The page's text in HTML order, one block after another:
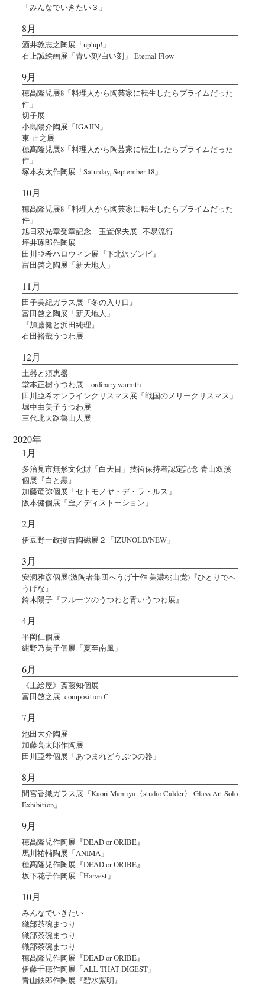
「みんなでいきたい３」
8月
酒井敦志之陶展「up!up!」
石上誠絵画展「青い刻/白い刻」-Eternal Flow-
9月
穂髙隆児展8「料理人から陶芸家に転生したらプライムだった
件」
切子展
小島陽介陶展「IGAJIN」
東 正之展
穂髙隆児展8「料理人から陶芸家に転生したらプライムだった
件」
塚本友太作陶展「Saturday, September 18」
10月
穂髙隆児展8「料理人から陶芸家に転生したらプライムだった
件」
旭日双光章受章記念 玉置保夫展 _不易流行_
坪井琢郎作陶展
田川亞希ハロウィン展『下北沢ゾンビ』
富田啓之陶展「新天地人」
11月
田子美紀ガラス展『冬の入り口』
富田啓之陶展「新天地人」
『加藤健と浜田純理』
石田裕哉うつわ展
12月
土器と須恵器
堂本正樹うつわ展 ordinary warmth
田川亞希オンラインクリスマス展「戦国のメリークリスマス」
堀中由美子うつわ展
三代北大路魯山人展
2020年
1月
多治見市無形文化財「白天目」技術保持者認定記念 青山双溪
個展『白と黒』
加藤竜弥個展「セトモノヤ・デ・ラ・ルス」
阪本健個展「歪／ディストーション」
2月
伊豆野一政擬古陶磁展２「IZUNOLD/NEW」
3月
安洞雅彦個展(激陶者集団へうげ十作 美濃桃山党)『ひとりでへ
うげな』
鈴木陽子『フルーツのうつわと青いうつわ展』
4月
平岡仁個展
紺野乃芙子個展「夏至南風」
6月
《上絵屋》斎藤知個展
富田啓之展 -composition C-
7月
池田大介陶展
加藤亮太郎作陶展
田川亞希個展「あつまれどうぶつの器」
8月
間宮香織ガラス展『Kaori Mamiya〈studio Calder〉 Glass Art Solo
Exhibition』
9月
穂髙隆児作陶展『DEAD or ORIBE』
馬川祐輔陶展「ANIMA」
穂髙隆児作陶展『DEAD or ORIBE』
坂下花子作陶展「Harvest」
10月
みんなでいきたい
織部茶碗まつり
織部茶碗まつり
織部茶碗まつり
穂髙隆児作陶展『DEAD or ORIBE』
伊藤千穂作陶展「ALL THAT DIGEST」
青山鉄郎作陶展『碧水紫明』